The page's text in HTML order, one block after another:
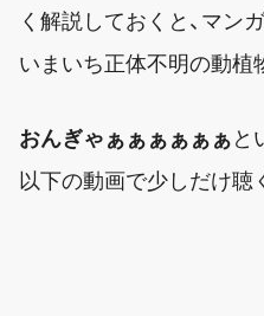
く解説しておくと、マン
いまいち正体不明の動植
おんぎゃぁぁぁぁぁぁと
以下の動画で少しだけ聴